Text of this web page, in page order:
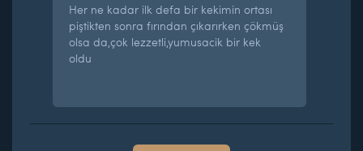
Her ne kadar ilk defa bir kekimin ortası
piştikten sonra fırından çıkarırken çökmüş
olsa da,çok lezzetli,yumusacik bir kek
oldu